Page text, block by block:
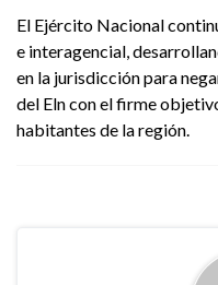
El Ejército Nacional
e interagencial,
en la jurisdicción para
del Eln con el firme
habitantes de la región.